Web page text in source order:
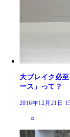
大ブレイク必
ース」って？
2016年12月21日